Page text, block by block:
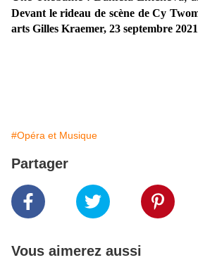
Devant le rideau de scène de Cy
arts Gilles Kraemer, 23 septembre
#Opéra et Musique
Partager
Vous aimerez aussi